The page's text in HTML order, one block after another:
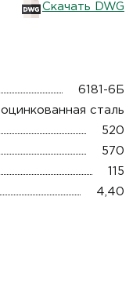
Скачать DWG
6181-6Б
оцинкованная сталь
520
570
115
4,40